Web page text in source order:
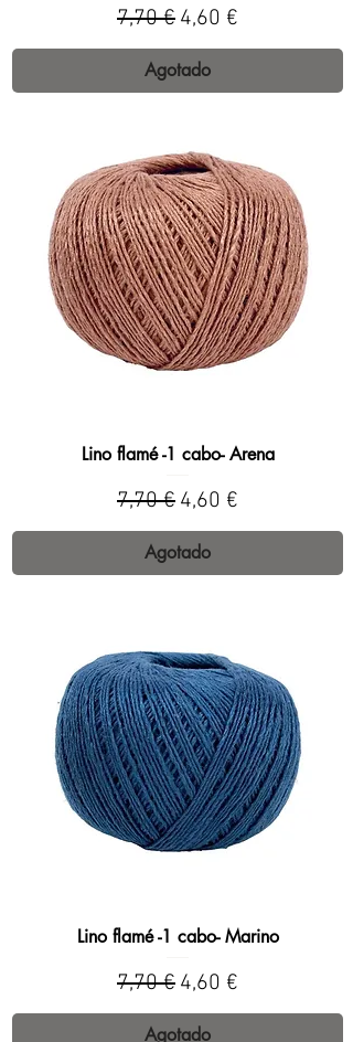
Precio
7,70 € Precio de oferta
4,60 €
Agotado
Lino flamé -1 cabo- Arena
Precio
7,70 € Precio de oferta
4,60 €
Agotado
Lino flamé -1 cabo- Marino
Precio
7,70 € Precio de oferta
4,60 €
Agotado